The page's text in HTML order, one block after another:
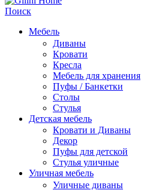
Поиск
Мебель
Диваны
Кровати
Кресла
Мебель для хранения
Пуфы / Банкетки
Столы
Стулья
Детская мебель
Кровати и Диваны
Декор
Пуфы для детской
Стулья уличные
Уличная мебель
Уличные диваны